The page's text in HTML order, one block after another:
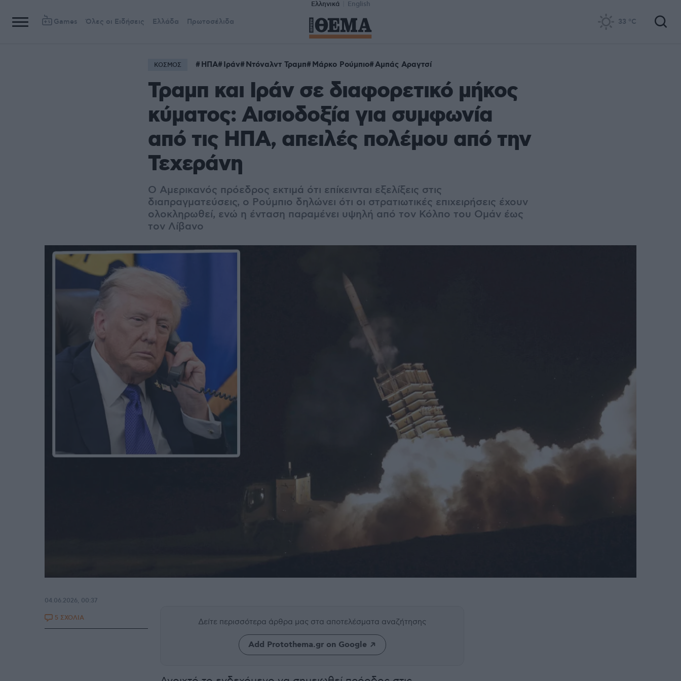
Ελληνικά English
Games Όλες οι Ειδήσεις Ελλάδα Πρωτοσέλιδα 33 °C
ΚΟΣΜΟΣ ΗΠΑ Ιράν Ντόναλντ Τραμπ Μάρκο Ρούμπιο Αμπάς Αραγτσί
Τραμπ και Ιράν σε διαφορετικό μήκος
κύματος: Αισιοδοξία για συμφωνία
από τις ΗΠΑ, απειλές πολέμου από την
Τεχεράνη
Ο Αμερικανός πρόεδρος εκτιμά ότι επίκεινται εξελίξεις στις
διαπραγματεύσεις, ο Ρούμπιο δηλώνει ότι οι στρατιωτικές επιχειρήσεις έχουν
ολοκληρωθεί, ενώ η ένταση παραμένει υψηλή από τον Κόλπο του Ομάν έως
τον Λίβανο
Δείτε περισσότερα άρθρα μας στα αποτελέσματα αναζήτησης
Add Protothema.gr on Google
04.06.2026, 00:37
5 ΣΧΟΛΙΑ